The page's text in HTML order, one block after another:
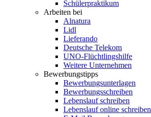
Schülerpraktikum
Arbeiten bei
Alnatura
Lidl
Lieferando
Deutsche Telekom
UNO-Flüchtlingshilfe
Weitere Unternehmen
Bewerbungstipps
Bewerbungsunterlagen
Bewerbungsschreiben
Lebenslauf schreiben
Lebenslauf online schreiben